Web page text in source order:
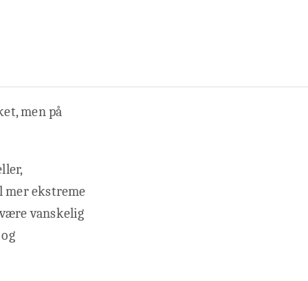
men på
mer ekstreme
vanskelig